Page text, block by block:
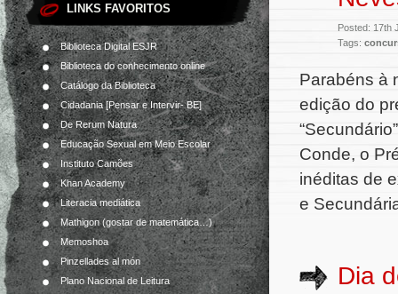
LINKS FAVORITOS
Biblioteca Digital ESJR
Biblioteca do conhecimento online
Catálogo da Biblioteca
Cidadania [Pensar e Intervir- BE]
De Rerum Natura
Educação Sexual em Meio Escolar
Instituto Camões
Khan Academy
Literacia mediática
Mathigon (gostar de matemática…)
Memoshoa
Pinzellades al món
Plano Nacional de Leitura
Posted: 17th
Tags:
Parabéns à
edição do
Conde, o
inéditas de
e
Dia